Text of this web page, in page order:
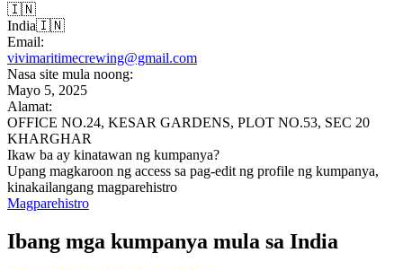
🇮🇳
India🇮🇳
Email:
vivimaritimecrewing@gmail.com
Nasa site mula noong:
Mayo 5, 2025
Alamat:
OFFICE NO.24, KESAR GARDENS, PLOT NO.53, SEC 20
KHARGHAR
Ikaw ba ay kinatawan ng kumpanya?
Upang magkaroon ng access sa pag-edit ng profile ng kumpanya,
kinakailangang magparehistro
Magparehistro
Ibang mga kumpanya mula sa India